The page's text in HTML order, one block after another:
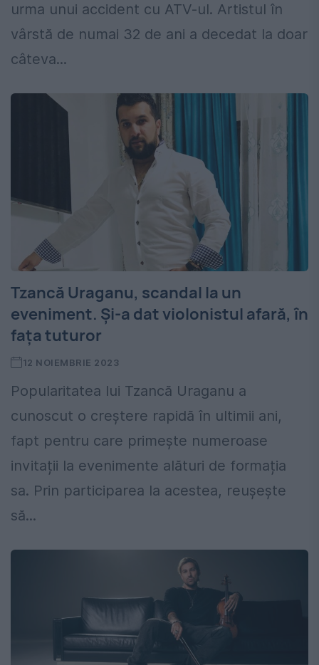
urma unui accident cu ATV-ul. Artistul în
vârstă de numai 32 de ani a decedat la doar
câteva...
Tzancă Uraganu, scandal la un
eveniment. Și-a dat violonistul afară, în
fața tuturor
12 NOIEMBRIE 2023
Popularitatea lui Tzancă Uraganu a
cunoscut o creștere rapidă în ultimii ani,
fapt pentru care primește numeroase
invitații la evenimente alături de formația
sa. Prin participarea la acestea, reușește
să...